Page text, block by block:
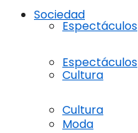
Espectáculos
Cultura
Moda
Sociedad
Espectáculos
Cultura